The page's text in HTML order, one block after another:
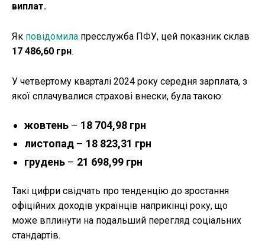
виплат.
Як повідомила пресслужба ПФУ, цей показник склав
17 486,60 грн.
У четвертому кварталі 2024 року середня зарплата, з
якої сплачувалися страхові внески, була такою:
жовтень – 18 704,98 грн
листопад – 18 823,31 грн
грудень – 21 698,99 грн
Такі цифри свідчать про тенденцію до зростання
офіційних доходів українців наприкінці року, що
може вплинути на подальший перегляд соціальних
стандартів.